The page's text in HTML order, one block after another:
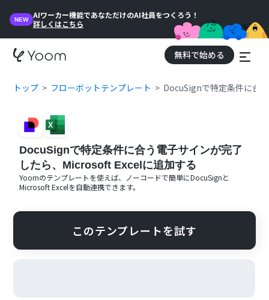
NEW
AIワーカー機能であなただけのAI社員をつくろう！
詳しくはこちら
無料で始める
トップ フローボットテンプレート DocuSignで特定条件に合
DocuSignで特定条件に合う電子サインが完了
したら、Microsoft Excelに追加する
Yoomのテンプレートを使えば、ノーコードで簡単にDocuSignと
Microsoft Excelを自動連携できます。
このテンプレートを試す